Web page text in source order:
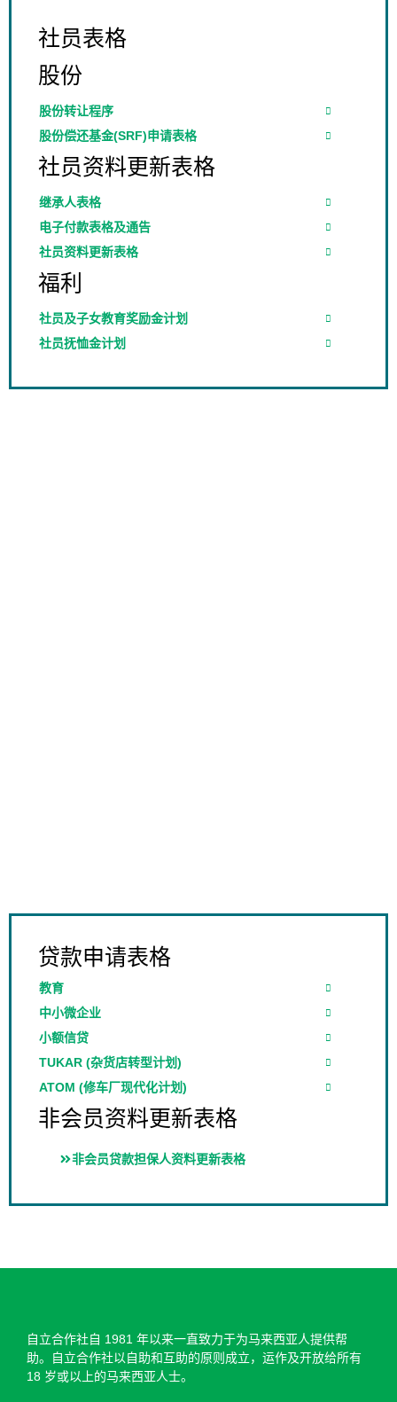
社员表格
股份
股份转让程序
股份偿还基金(SRF)申请表格
社员资料更新表格
继承人表格
电子付款表格及通告
社员资料更新表格
福利
社员及子女教育奖励金计划
社员抚恤金计划
贷款申请表格
教育
中小微企业
小额信贷
TUKAR (杂货店转型计划)
ATOM (修车厂现代化计划)
非会员资料更新表格
非会员贷款担保人资料更新表格
自立合作社自 1981 年以来一直致力于为马来西亚人提供帮
助。自立合作社以自助和​​互助的原则成立，运作及开放给所有
18 岁或以上的马来西亚人士。